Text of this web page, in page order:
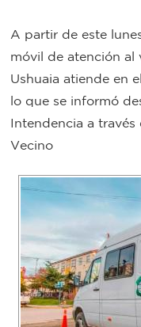
Rentas
Municipal
bondi
estudiantil
Recorrido
Personal
municipal
A partir de este
móvil de atención al
Ushuaia atiende en
lo que se informó
Intendencia a
Vecino